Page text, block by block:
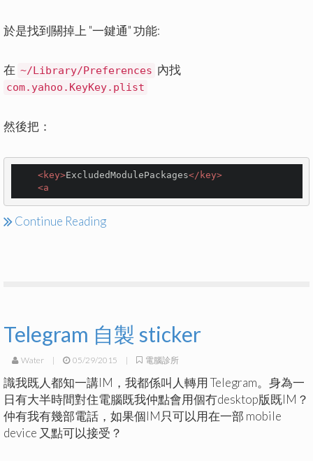
於是找到關掉上 "一鍵通" 功能:
在 ~/Library/Preferences 內找
com.yahoo.KeyKey.plist
然後把：
<key>ExcludedModulePackages</ key>
<a
Continue Reading
Telegram 自製 sticker
Water | 05/29/2015 | 電腦診所
識我既人都知一講IM，我都係叫人轉用 Telegram。身為一
日有大半時間對住電腦既我仲點會用個冇desktop版既IM？
仲有我有幾部電話，如果個IM只可以用在一部 mobile
device 又點可以接受？